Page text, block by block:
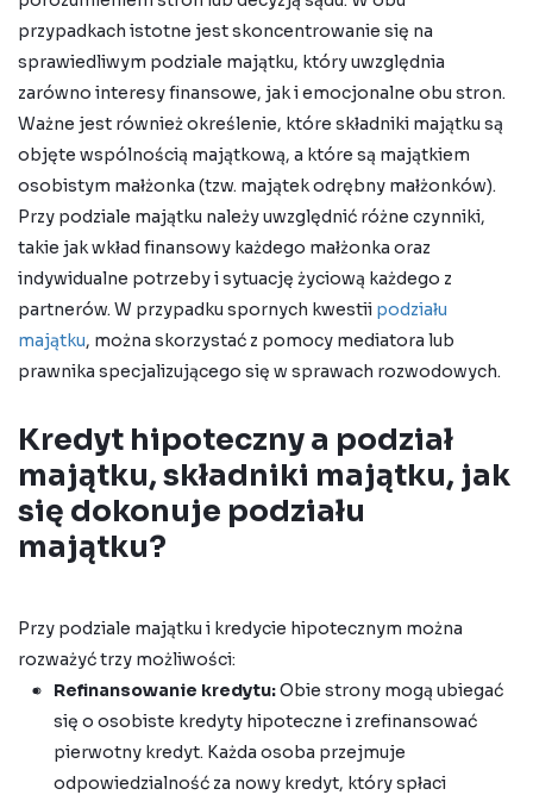
przypadkach istotne jest skoncentrowanie się na
sprawiedliwym podziale majątku, który uwzględnia
zarówno interesy finansowe, jak i emocjonalne obu stron.
Ważne jest również określenie, które składniki majątku są
objęte wspólnością majątkową, a które są majątkiem
osobistym małżonka (tzw. majątek odrębny małżonków).
Przy podziale majątku należy uwzględnić różne czynniki,
takie jak wkład finansowy każdego małżonka oraz
indywidualne potrzeby i sytuację życiową każdego z
partnerów. W przypadku spornych kwestii podziału
majątku, można skorzystać z pomocy mediatora lub
prawnika specjalizującego się w sprawach rozwodowych.
Kredyt hipoteczny a podział
majątku, składniki majątku, jak
się dokonuje podziału
majątku?
Przy podziale majątku i kredycie hipotecznym można
rozważyć trzy możliwości:
Refinansowanie kredytu:Obie strony mogą ubiegać
się o osobiste kredyty hipoteczne i zrefinansować
pierwotny kredyt. Każda osoba przejmuje
odpowiedzialność za nowy kredyt, który spłaci